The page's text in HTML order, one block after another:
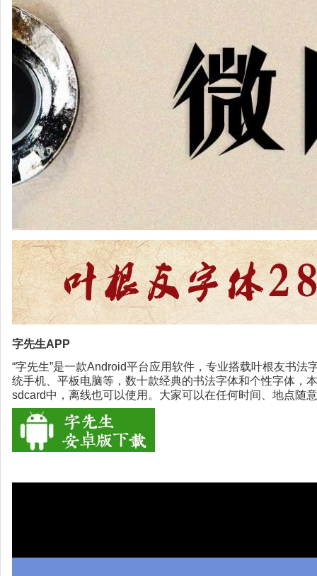
字先生APP
“字先生”是一款Android平台应用软件，专业搭载叶根友书
统手机、平板电脑等，数十款经典的书法字体和个性字体，
sdcard中，离线也可以使用。大家可以在任何时间、地点随